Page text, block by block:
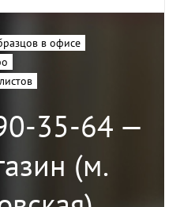
в офисе
35-64 —
(м.